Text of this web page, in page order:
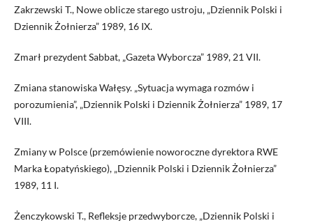
Zakrzewski T., Nowe oblicze starego ustroju, „Dziennik Polski i
Dziennik Żołnierza” 1989, 16 IX.
Zmarł prezydent Sabbat, „Gazeta Wyborcza” 1989, 21 VII.
Zmiana stanowiska Wałęsy. „Sytuacja wymaga rozmów i
porozumienia”, „Dziennik Polski i Dziennik Żołnierza” 1989, 17
VIII.
Zmiany w Polsce (przemówienie noworoczne dyrektora RWE
Marka Łopatyńskiego), „Dziennik Polski i Dziennik Żołnierza”
1989, 11 I.
Żenczykowski T., Refleksje przedwyborcze, „Dziennik Polski i